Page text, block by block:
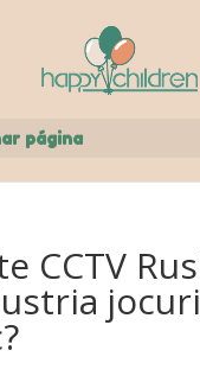
página
CCTV